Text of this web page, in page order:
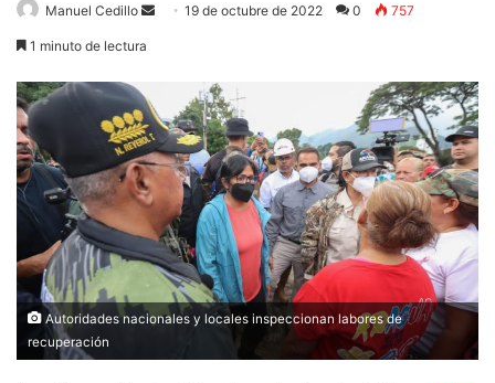
Manuel Cedillo
Send19 de octubre de 2022 0 757
1 minuto de lectura
Autoridades nacionales y locales inspeccionan labores de
recuperación